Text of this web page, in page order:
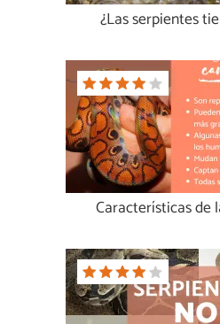
¿Las serpientes
Características de